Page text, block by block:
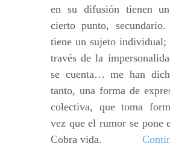
en su difusión tienen
cierto punto,
tiene un sujeto individual;
través de la
se cuenta… me han
tanto, una forma de
colectiva, que toma
vez que el rumor se pone
Cobra vida.